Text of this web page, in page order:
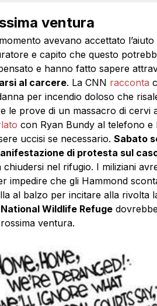
ventura
avevano accettato l’aiuto
e capito che questo
e hanno fatto sapere
al carcere. La CNN racconta
per incendio doloso che
le prove di un massacro di cervi
con Ryan Bundy al telefono e
uccisi se necessario. Sabato
di protesta sul
nel rifugio. I miliziani
impedire che gli Hammond
al balzo per incitare alla rivolta
Wildlife Refuge
ventura.